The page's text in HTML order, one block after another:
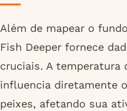
Além de mapear o
Fish Deeper fornece
cruciais. A temperatura
influencia diretamente
peixes, afetando sua